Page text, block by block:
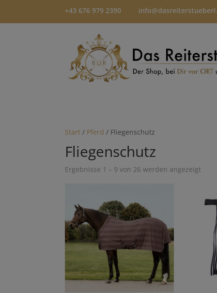
+43 676 979 2390
Start / Pferd / Fliegenschutz
Fliegenschutz
Ergebnisse 1 – 9 von 26 werden angezeigt